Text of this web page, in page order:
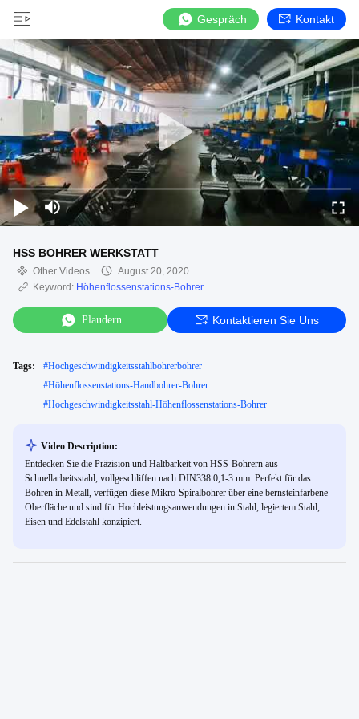
Gespräch Kontakt
HSS BOHRER WERKSTATT
Other Videos
August 20, 2020
Keyword: Höhenflossenstations-Bohrer
Plaudern Kontaktieren Sie Uns
Tags: #Hochgeschwindigkeitsstahlbohrerbohrer
#Höhenflossenstations-Handbohrer-Bohrer
#Hochgeschwindigkeitsstahl-Höhenflossenstations-Bohrer
Video Description:
Entdecken Sie die Präzision und Haltbarkeit von HSS-Bohrern aus
Schnellarbeitsstahl, vollgeschliffen nach DIN338 0,1-3 mm. Perfekt für das
Bohren in Metall, verfügen diese Mikro-Spiralbohrer über eine bernsteinfarbene
Oberfläche und sind für Hochleistungsanwendungen in Stahl, legiertem Stahl,
Eisen und Edelstahl konzipiert.